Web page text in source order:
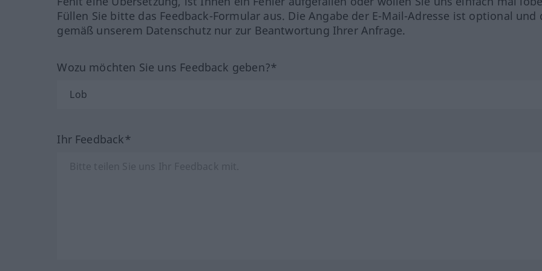
Füllen Sie bitte das Feedback-Formular aus. Die Angabe der E-Mail-Adresse ist optional und
gemäß unserem Datenschutz nur zur Beantwortung Ihrer Anfrage.
Wozu möchten Sie uns Feedback geben?*
Ihr Feedback*